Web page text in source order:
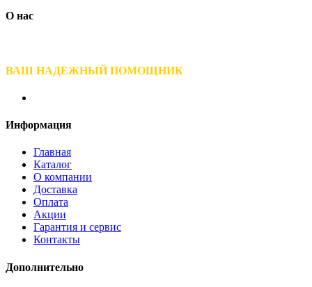
О нас
ВАШ НАДЕЖНЫЙ ПОМОЩНИК
Информация
Главная
Каталог
О компании
Доставка
Оплата
Акции
Гарантия и сервис
Контакты
Дополнительно